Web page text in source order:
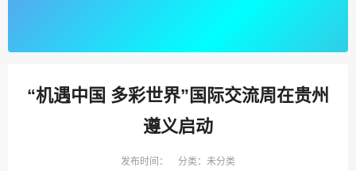
“机遇中国 多彩世界”国际交流周在贵州
遵义启动
发布时间： 分类：未分类